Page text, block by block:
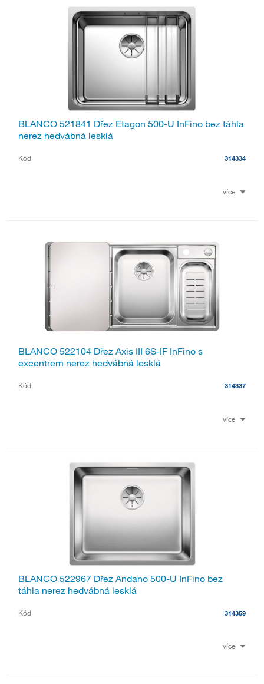
BLANCO 521841 Dřez Etagon 500-U InFino bez táhla
nerez hedvábná lesklá
Kód 314334
více
BLANCO 522104 Dřez Axis III 6S-IF InFino s
excentrem nerez hedvábná lesklá
Kód 314337
více
BLANCO 522967 Dřez Andano 500-U InFino bez
táhla nerez hedvábná lesklá
Kód 314359
více